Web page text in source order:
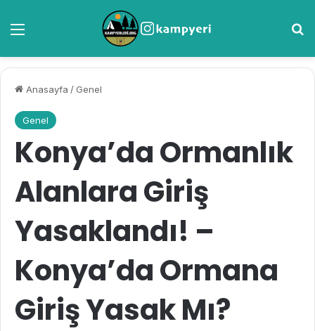
Anasayfa / Genel
Genel
Konya’da Ormanlık
Alanlara Giriş
Yasaklandı! –
Konya’da Ormana
Giriş Yasak Mı?